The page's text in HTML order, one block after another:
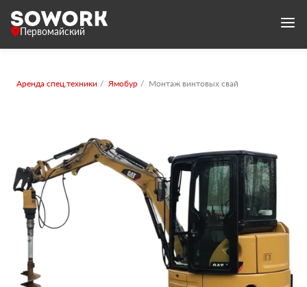
Первомайский
Аренда спец.техники Ямобур Монтаж винтовых свай